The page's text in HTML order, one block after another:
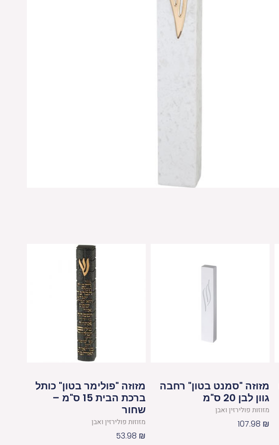
מזוזה "סמנט בטון" רחבה
גוון לבן 20 ס"מ
מזוזות פולירזין ואבן
107.98 ₪
מזוזה "פולימר בטון" כותל
ברכת הבית 15 ס"מ –
שחור
מזוזות פולירזין ואבן
53.98 ₪